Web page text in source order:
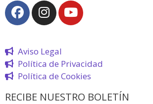
Aviso Legal
Política de Privacidad
Política de Cookies
RECIBE NUESTRO BOLETÍN